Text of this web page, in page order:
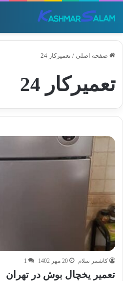
صفحه اصلی / تعمیرکار 24
تعمیرکار 24
کاشمر سلام 20 مهر 1402 1
تعمیر یخچال بوش در تهران